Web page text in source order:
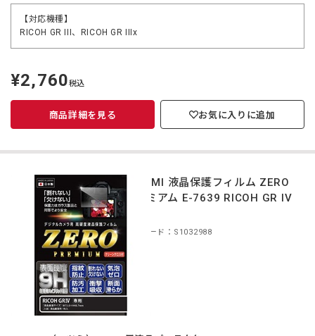
【対応機種】
RICOH GR III、RICOH GR IIIx
定
価
¥2,760税込
商品詳細を見る お気に入りに追加
ETSUMI 液晶保護フィルム ZERO
プレミアム E-7639 RICOH GR IV
対応
商品コード：S1032988